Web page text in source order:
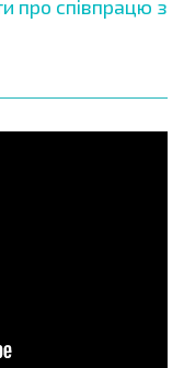
про співпрацю з